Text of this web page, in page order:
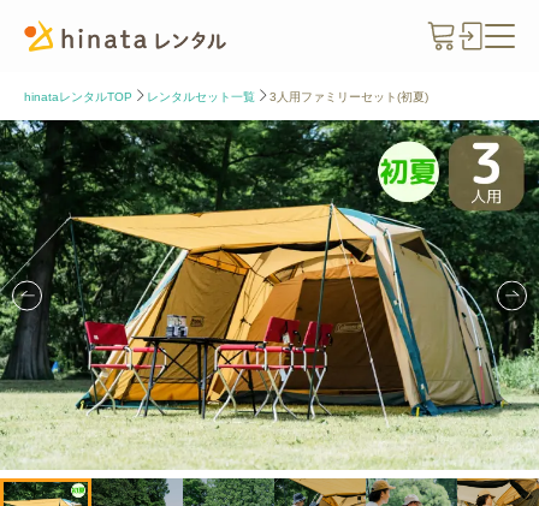
hinataレンタルTOP レンタルセット一覧 3人用ファミリーセット(初夏)